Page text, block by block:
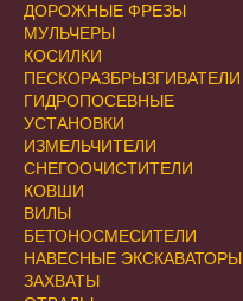
ДОРОЖНЫЕ ФРЕЗЫ
МУЛЬЧЕРЫ
КОСИЛКИ
ПЕСКОРАЗБРЫЗГИВАТЕЛИ
ГИДРОПОСЕВНЫЕ
УСТАНОВКИ
ИЗМЕЛЬЧИТЕЛИ
СНЕГООЧИСТИТЕЛИ
КОВШИ
ВИЛЫ
БЕТОНОСМЕСИТЕЛИ
НАВЕСНЫЕ ЭКСКАВАТОРЫ
ЗАХВАТЫ